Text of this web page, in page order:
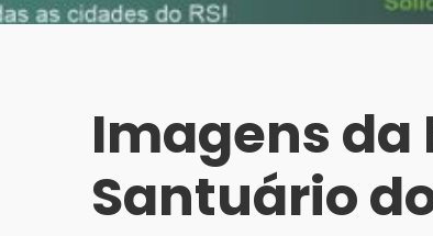
Imagens da
Santuário